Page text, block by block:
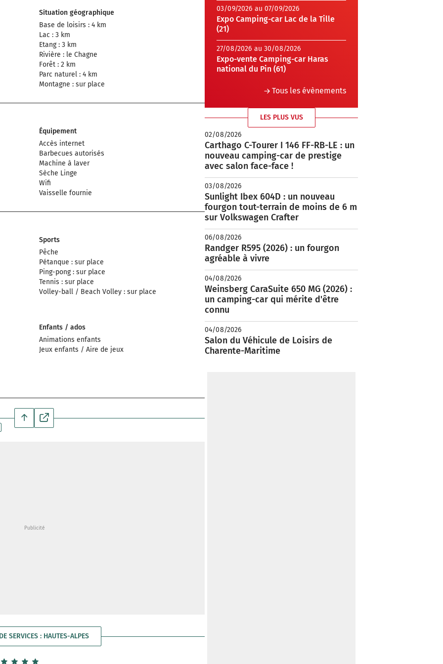
Situation géographique
Base de loisirs : 4 km
Lac : 3 km
Etang : 3 km
Rivière : le Chagne
Forêt : 2 km
Parc naturel : 4 km
Montagne : sur place
Équipement
Accès internet
Barbecues autorisés
Machine à laver
Sèche Linge
Wifi
Vaisselle fournie
Sports
Pêche
Pétanque : sur place
Ping-pong : sur place
Tennis : sur place
Volley-ball / Beach Volley : sur place
Enfants / ados
Animations enfants
Jeux enfants / Aire de jeux
SERVICES : HAUTES-ALPES
03/09/2026 au 07/09/2026
Expo Camping-car Lac de la Tille
(21)
27/08/2026 au 30/08/2026
Expo-vente Camping-car Haras
national du Pin (61)
Tous les évènements
LES PLUS VUS
02/08/2026
Carthago C-Tourer I 146 FF-RB-LE : un
nouveau camping-car de prestige
avec salon face-face !
03/08/2026
Sunlight Ibex 604D : un nouveau
fourgon tout-terrain de moins de 6 m
sur Volkswagen Crafter
06/08/2026
Randger R595 (2026) : un fourgon
agréable à vivre
04/08/2026
Weinsberg CaraSuite 650 MG (2026) :
un camping-car qui mérite d'être
connu
04/08/2026
Salon du Véhicule de Loisirs de
Charente-Maritime